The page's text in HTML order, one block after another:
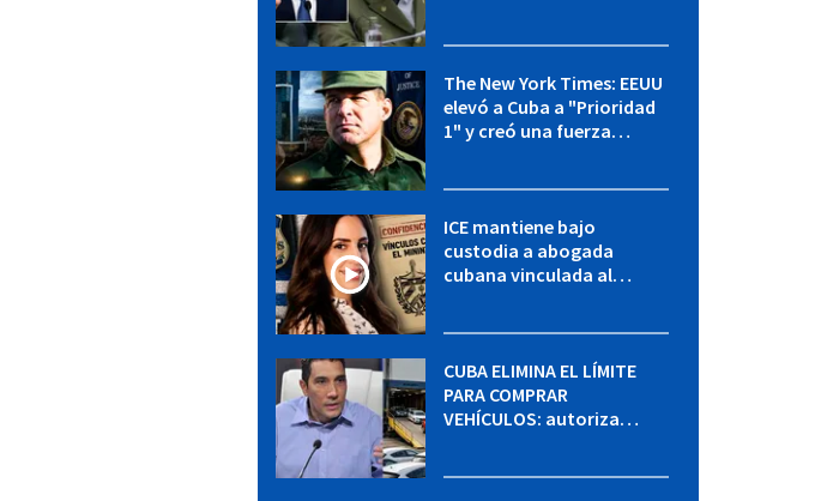
The New York Times: EEUU
elevó a Cuba a "Prioridad
1" y creó una fuerza
ICE mantiene bajo
custodia a abogada
cubana vinculada al
CUBA ELIMINA EL LÍMITE
PARA COMPRAR
VEHÍCULOS: autoriza